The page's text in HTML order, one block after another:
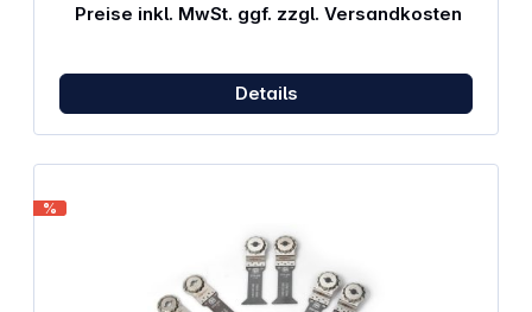
Preise inkl. MwSt. ggf. zzgl. Versandkosten
Details
%